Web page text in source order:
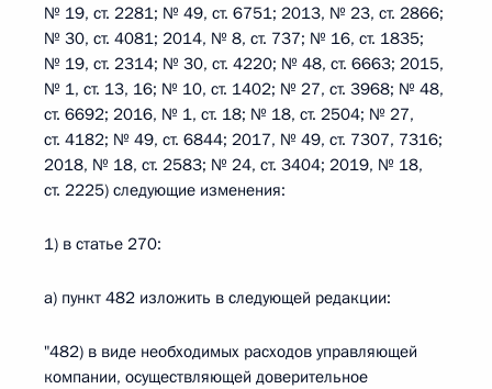
№ 19, ст. 2281; № 49, ст. 6751; 2013, № 23, ст. 2866;
№ 30, ст. 4081; 2014, № 8, ст. 737; № 16, ст. 1835;
№ 19, ст. 2314; № 30, ст. 4220; № 48, ст. 6663; 2015,
№ 1, ст. 13, 16; № 10, ст. 1402; № 27, ст. 3968; № 48,
ст. 6692; 2016, № 1, ст. 18; № 18, ст. 2504; № 27,
ст. 4182; № 49, ст. 6844; 2017, № 49, ст. 7307, 7316;
2018, № 18, ст. 2583; № 24, ст. 3404; 2019, № 18,
ст. 2225) следующие изменения:
1) в статье 270:
а) пункт 482 изложить в следующей редакции:
"482) в виде необходимых расходов управляющей
компании, осуществляющей доверительное